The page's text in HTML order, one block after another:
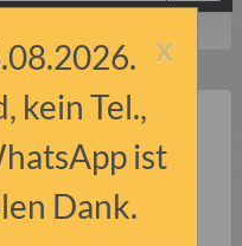
x
kein Tel.,
ist
Dank.